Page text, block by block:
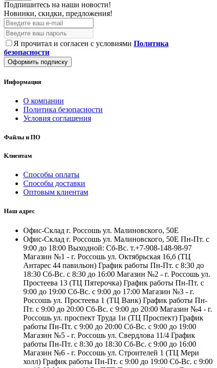
Подпишитесь на наши новости!
Новинки, скидки, предложения!
Я прочитал и согласен с условиями Политика
безопасности
Оформить подписку
Информация
О компании
Политика безопасности
Условия соглашения
Файлы и ПО
Клиентам
Способы оплаты
Способы доставки
Оптовым клиентам
Наш адрес
Офис-Склад г. Россошь ул. Малиновского, 50Е
Офис-Склад г. Россошь ул. Малиновского, 50Е Пн-Пт. с
9:00 до 18:00 Выходной: Сб-Вс. т.+7-908-148-98-97
Магазин №1 - г. Россошь ул. Октябрьская 16,б (ТЦ
Антарес 44 павильон) График работы Пн-Пт. с 8:30 до
18:30 Сб-Вс. с 8:30 до 16:00 Магазин №2 - г. Россошь ул.
Простеева 13 (ТЦ Пятерочка) График работы Пн-Пт. с
9:00 до 19:00 Сб-Вс. с 9:00 до 17:00 Магазин №3 - г.
Россошь ул. Простеева 1 (ТЦ Ванк) График работы Пн-
Пт. с 9:00 до 20:00 Сб-Вс. с 9:00 до 20:00 Магазин №4 - г.
Россошь ул. проспект Труда 1и (ТЦ Проспект) График
работы Пн-Пт. с 9:00 до 20:00 Сб-Вс. с 9:00 до 19:00
Магазин №5 - г. Россошь ул. Свердлова 11/4 График
работы Пн-Пт. с 8:30 до 18:30 Сб-Вс. с 9:00 до 16:00
Магазин №6 - г. Россошь ул. Строителей 1 (ТЦ Мери
холл) График работы Пн-Пт. с 9:00 до 19:00 Сб-Вс. с 9:00